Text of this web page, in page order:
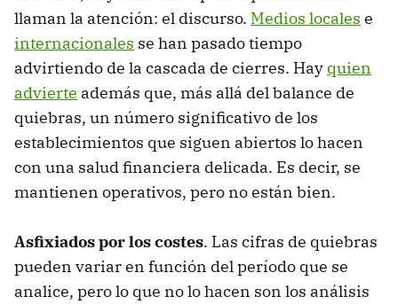
llaman la atención: el discurso. Medios locales e
internacionales se han pasado tiempo
advirtiendo de la cascada de cierres. Hay quien
advierte además que, más allá del balance de
quiebras, un número significativo de los
establecimientos que siguen abiertos lo hacen
con una salud financiera delicada. Es decir, se
mantienen operativos, pero no están bien.
Asfixiados por los costes. Las cifras de quiebras
pueden variar en función del período que se
analice, pero lo que no lo hacen son los análisis